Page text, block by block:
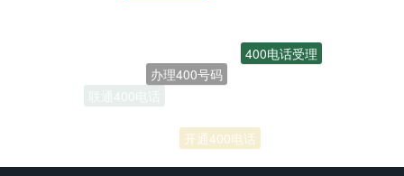
开通400电话
联通400电话
400电话受理